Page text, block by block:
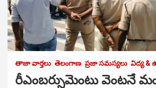
తాజా వార్తలు తెలంగాణ ప్రజా సమస్యలు విద్య &
రీఎంబర్సుమెంటు వెంటనే